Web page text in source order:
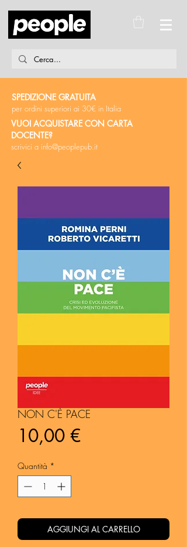
SPEDIZIONE GRATUITA
per ordini superiori ai 30€ in Italia
VUOI ACQUISTARE CON CARTA
DOCENTE?
scrivici a info@peoplepub.it
NON C'È PACE
10,00 €Prezzo
Quantità *
AGGIUNGI AL CARRELLO